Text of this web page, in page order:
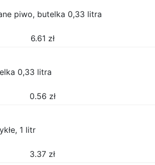
piwo, butelka 0,33 litra
6.61 zł
0,33 litra
0.56 zł
1 litr
3.37 zł